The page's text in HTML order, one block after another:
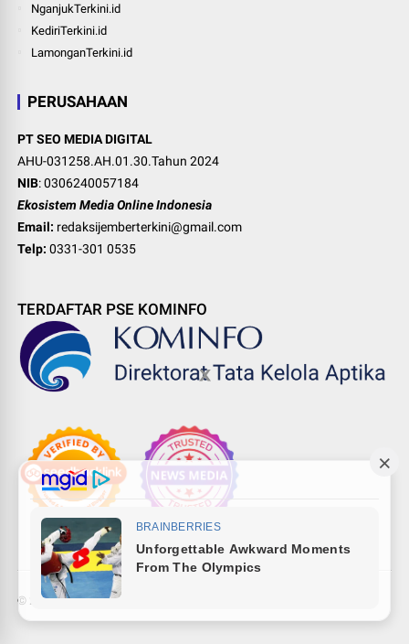
NganjukTerkini.id
KediriTerkini.id
LamonganTerkini.id
PERUSAHAAN
PT SEO MEDIA DIGITAL
AHU-031258.AH.01.30.Tahun 2024
NIB: 0306240057184
Ekosistem Media Online Indonesia
Email: redaksijemberterkini@gmail.com
Telp: 0331-301 0535
TERDAFTAR PSE KOMINFO
© 2026 Pewarta Network